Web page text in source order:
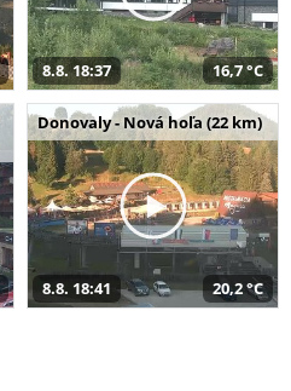
8.8. 18:37 16,7 °C
Donovaly - Nová hoľa (22 km)
8.8. 18:41 20,2 °C